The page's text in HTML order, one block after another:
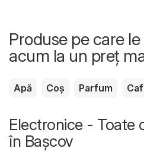
Produse pe care
acum la un preț
Apă Coș Parfum
Electronice - Toate
în Başcov